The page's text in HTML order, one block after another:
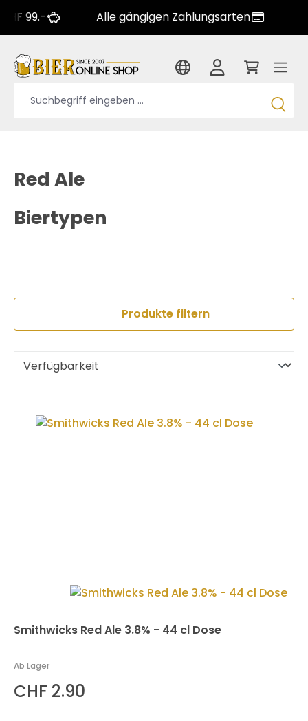
Alle gängigen Zahlungsarten Grosse
Red Ale
Biertypen
Produkte filtern
Smithwicks Red Ale 3.8% - 44 cl Dose
Ab Lager
CHF 2.90